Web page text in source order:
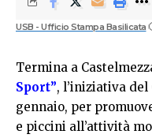
USB - Ufficio Stampa Basilicata
Termina a
Sport”, l’iniziativa
gennaio, per
e piccini all’attività